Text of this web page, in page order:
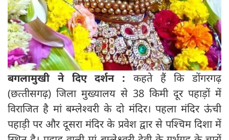
बगलामुखी ने दिए दर्शन : कहते हैं कि डोंगरगढ़
(छत्‍तीसगढ़) जिला मुख्यालय से 38 किमी दूर पहाड़ों में
विराजित है मां बम्लेश्वरी के दो मंदिर। पहला मंदिर ऊंची
पहाड़ी पर और दूसरा मंदिर के प्रवेश द्वार से पश्चिम दिशा में